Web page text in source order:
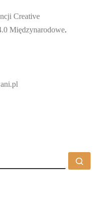
Creative
Międzynarodowe.